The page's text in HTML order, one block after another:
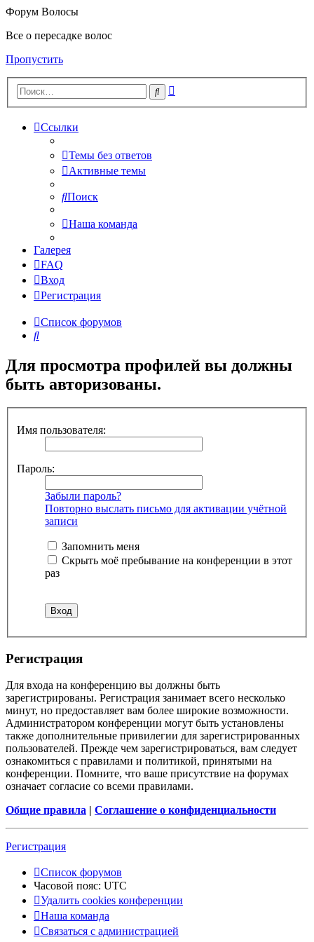
Форум Волосы
Все о пересадке волос
Пропустить
Поиск
Ссылки
Темы без ответов
Активные темы
Поиск
Наша команда
Галерея
FAQ
Вход
Регистрация
Список форумов
Поиск
Для просмотра профилей вы должны
быть авторизованы.
Имя пользователя:
Пароль:
Забыли пароль?
Повторно выслать письмо для активации учётной
записи
Запомнить меня
Скрыть моё пребывание на конференции в этот
раз
Регистрация
Для входа на конференцию вы должны быть
зарегистрированы. Регистрация занимает всего несколько
минут, но предоставляет вам более широкие возможности.
Администратором конференции могут быть установлены
также дополнительные привилегии для зарегистрированных
пользователей. Прежде чем зарегистрироваться, вам следует
ознакомиться с правилами и политикой, принятыми на
конференции. Помните, что ваше присутствие на форумах
означает согласие со всеми правилами.
Общие правила | Соглашение о конфиденциальности
Регистрация
Список форумов
Часовой пояс: UTC
Удалить cookies конференции
Наша команда
Связаться с администрацией